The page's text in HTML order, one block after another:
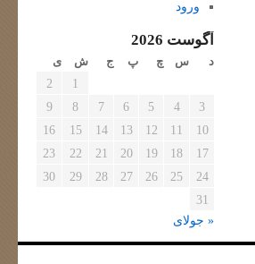
ورود
آگوست 2026
د س چ پ ج ش ی
1
2
3
4
5
6
7
8
9
10
11
12
13
14
15
16
17
18
19
20
21
22
23
24
25
26
27
28
29
30
31
« جولای